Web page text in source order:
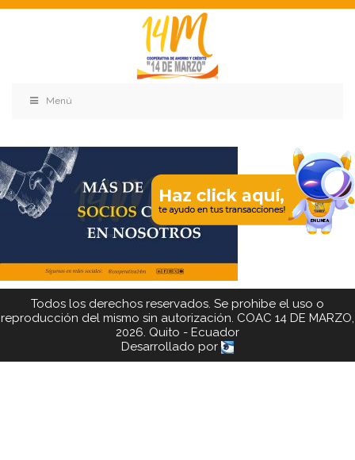
Menú
Todos los derechos reservados. Se prohibe el uso o
reproducción del mismo sin autorización. COAC 14 DE MARZO,
2026. Quito - Ecuador
Desarrollado por